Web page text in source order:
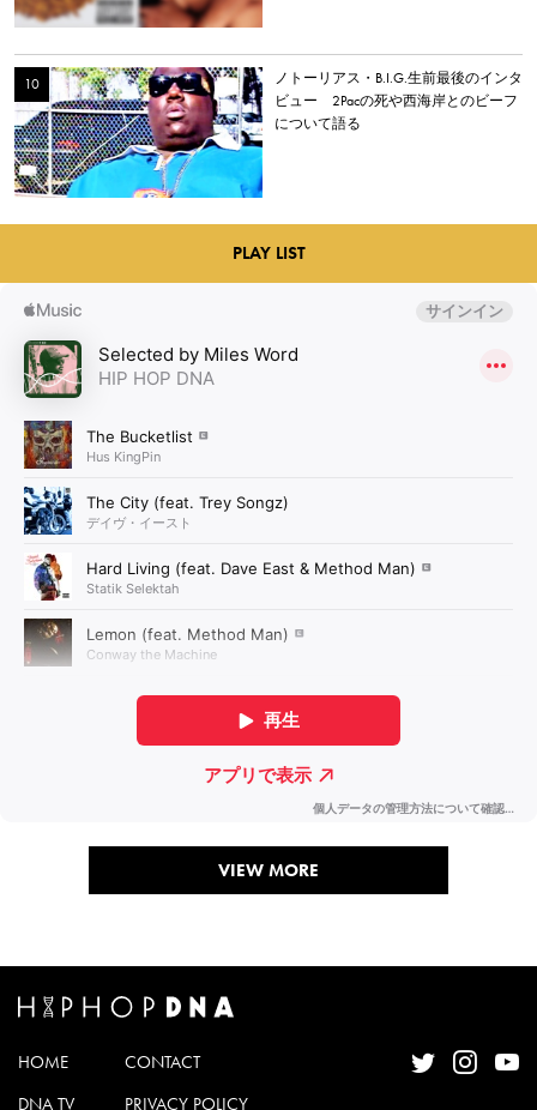
ノトーリアス・B.I.G.生前最後のインタ
ビュー 2Pacの死や西海岸とのビーフ
について語る
PLAY LIST
VIEW MORE
HOME
DNA TV
CONTACT
PRIVACY POLICY